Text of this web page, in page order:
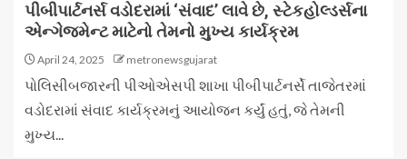
પીબીપાર્ટનર્સ વડોદરામાં ‘સંવાદ’ લાવે છે, સ્ટેકહોલ્ડર્સના
એન્ગેજમેન્ટ માટેનો તેમનો મુખ્ય કાર્યક્રમ
April 24, 2025 metronewsgujarat
પોલિસીબજારની પીઓએસપી શાખા પીબીપાર્ટનર્સે તાજેતરમાં
વડોદરામાં સંવાદ કાર્યક્રમનું આયોજન કર્યું હતું, જે તેમની
મુખ્ય...